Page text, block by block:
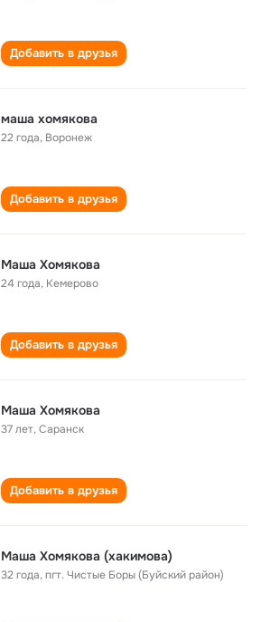
Добавить в друзья
маша хомякова
22 года, Воронеж
Добавить в друзья
Маша Хомякова
24 года, Кемерово
Добавить в друзья
Маша Хомякова
37 лет,Саранск
Добавить в друзья
Маша Хомякова (хакимова)
32 года,пгт. Чистые Боры (Буйский район)